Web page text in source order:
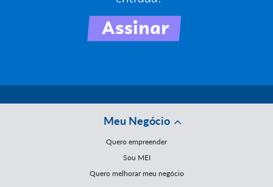
Meu Negócio
Quero empreender
Sou MEI
Quero melhorar meu negócio